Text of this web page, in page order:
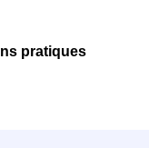
pratiques